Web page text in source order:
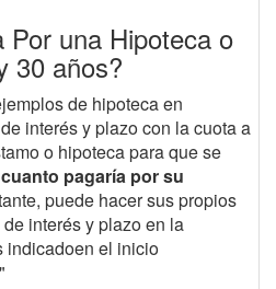
Por una Hipoteca o
30 años?
de hipoteca en
interés y plazo con la cuota a
o hipoteca para que se
cuanto pagaría por su
puede hacer sus propios
interés y plazo en la
indicadoen el inicio